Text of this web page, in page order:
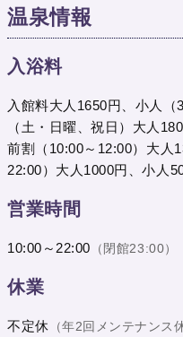
温泉情報
入浴料
入館料大人1650円、小人
（土・日曜、祝日）大人
前割（10:00～12:00）大人
22:00）大人1000円、小人
営業時間
10:00～22:00 （閉館23:00）
休業
不定休 （年2回メンテナンス